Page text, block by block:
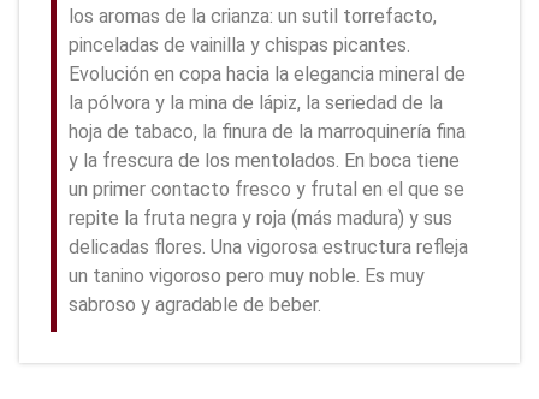
los aromas de la crianza: un sutil torrefacto,
pinceladas de vainilla y chispas picantes.
Evolución en copa hacia la elegancia mineral de
la pólvora y la mina de lápiz, la seriedad de la
hoja de tabaco, la finura de la marroquinería fina
y la frescura de los mentolados. En boca tiene
un primer contacto fresco y frutal en el que se
repite la fruta negra y roja (más madura) y sus
delicadas flores. Una vigorosa estructura refleja
un tanino vigoroso pero muy noble. Es muy
sabroso y agradable de beber.